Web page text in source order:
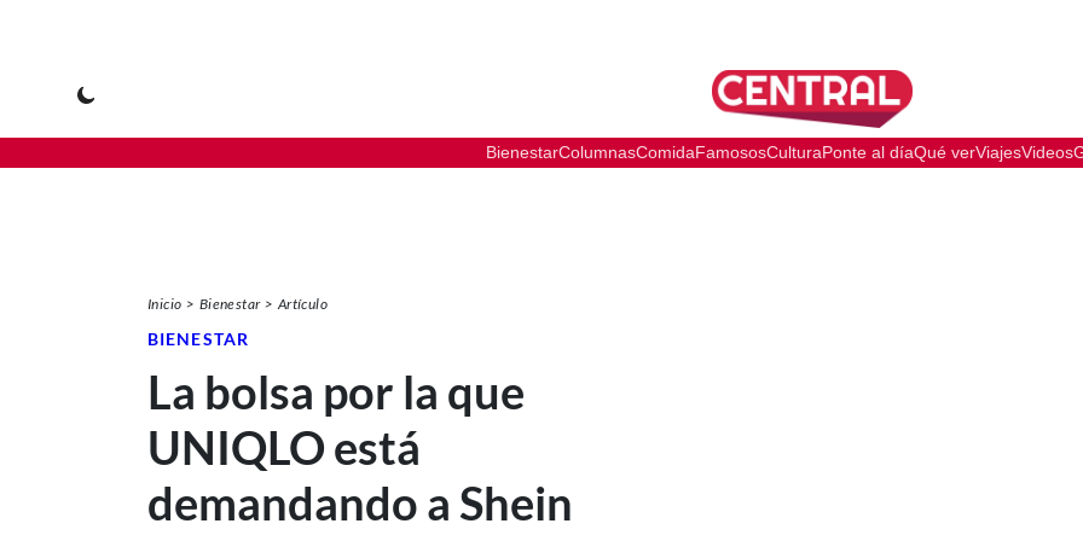
BienestarColumnasComidaFamososCulturaPonte al díaQué verViajesVideos
Inicio Bienestar Artículo
BIENESTAR
La bolsa por la que
UNIQLO está
demandando a Shein